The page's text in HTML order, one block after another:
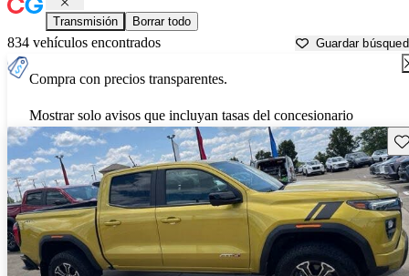
Transmisión Borrar todo
834 vehículos encontrados Guardar
Compra con precios transparentes.
Mostrar solo avisos que incluyan tasas del concesionario